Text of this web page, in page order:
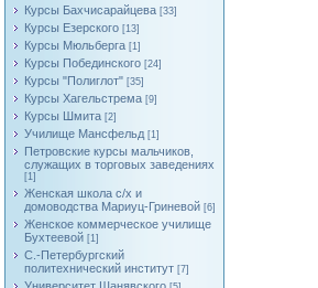
Курсы Бахчисарайцева [33]
Курсы Езерского [13]
Курсы Мюльберга [1]
Курсы Побединского [24]
Курсы "Полиглот" [35]
Курсы Хагельстрема [9]
Курсы Шмита [2]
Училище Мансфельд [1]
Петровские курсы мальчиков,
служащих в торговых заведениях
[1]
Женская школа с/х и
домоводства Мариуц-Гриневой [6]
Женское коммерческое училище
Бухтеевой [1]
С.-Петербургский
политехнический институт [7]